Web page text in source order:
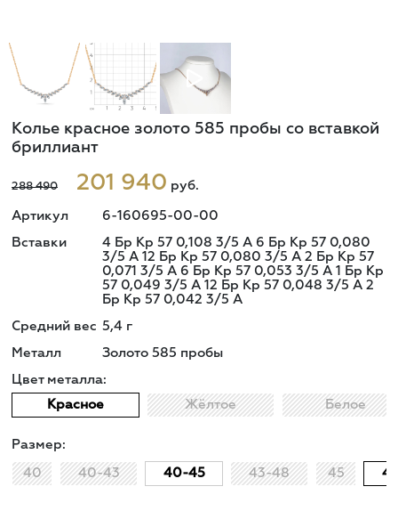
Колье красное золото 585 пробы со вставкой
бриллиант
288 490 201 940 руб.
Артикул 6-160695-00-00
Вставки
4 Бр Кр 57 0,108 3/5 А 6 Бр Кр 57 0,080
3/5 А 12 Бр Кр 57 0,080 3/5 А 2 Бр Кр 57
0,071 3/5 А 6 Бр Кр 57 0,053 3/5 А 1 Бр Кр
57 0,049 3/5 А 12 Бр Кр 57 0,048 3/5 А 2
Бр Кр 57 0,042 3/5 А
Средний вес 5,4 г
Металл Золото 585 пробы
Цвет металла:
Красное Жёлтое Белое
Размер:
40 40-43 40-45 43-48 45